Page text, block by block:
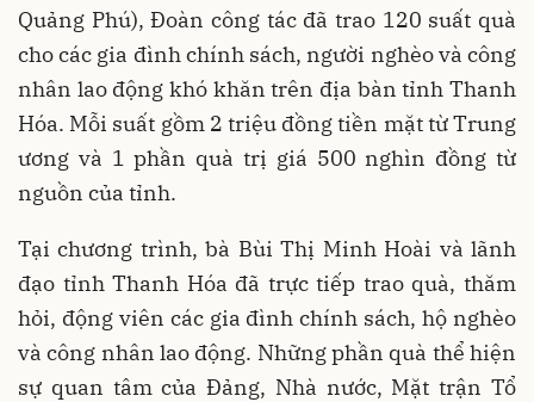
Quảng Phú), Đoàn công tác đã trao 120 suất quà
cho các gia đình chính sách, người nghèo và công
nhân lao động khó khăn trên địa bàn tỉnh Thanh
Hóa. Mỗi suất gồm 2 triệu đồng tiền mặt từ Trung
ương và 1 phần quà trị giá 500 nghìn đồng từ
nguồn của tỉnh.
Tại chương trình, bà Bùi Thị Minh Hoài và lãnh
đạo tỉnh Thanh Hóa đã trực tiếp trao quà, thăm
hỏi, động viên các gia đình chính sách, hộ nghèo
và công nhân lao động. Những phần quà thể hiện
sự quan tâm của Đảng, Nhà nước, Mặt trận Tổ